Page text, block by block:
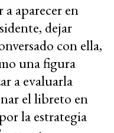
aparecer en
dejar
con ella,
una figura
a evaluarla
el libreto en
la estrategia